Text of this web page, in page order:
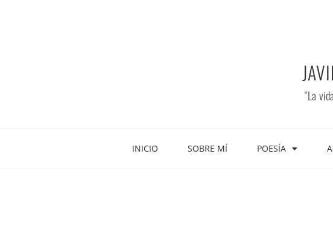
"La
INICIO SOBRE MÍ POESÍA